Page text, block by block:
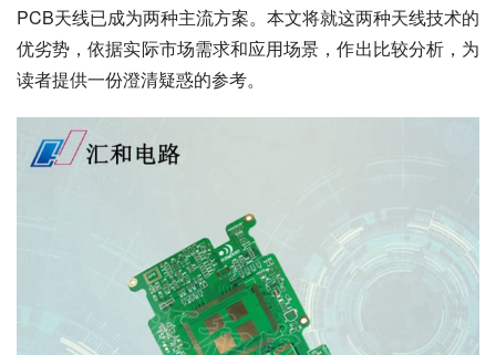
PCB天线已成为两种主流方案。本文将就这两种天线技术的
优劣势，依据实际市场需求和应用场景，作出比较分析，为
读者提供一份澄清疑惑的参考。